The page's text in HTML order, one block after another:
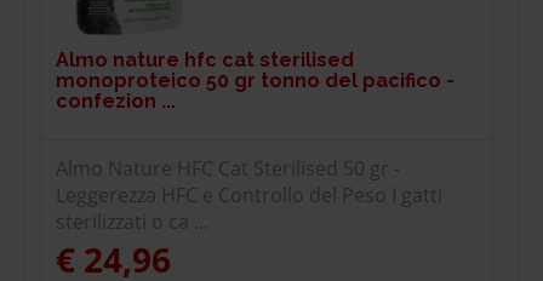
Almo nature hfc cat sterilised
monoproteico 50 gr tonno del pacifico -
confezion ...
Almo Nature HFC Cat Sterilised 50 gr -
Leggerezza HFC e Controllo del Peso I gatti
sterilizzati o ca ...
€ 24,96